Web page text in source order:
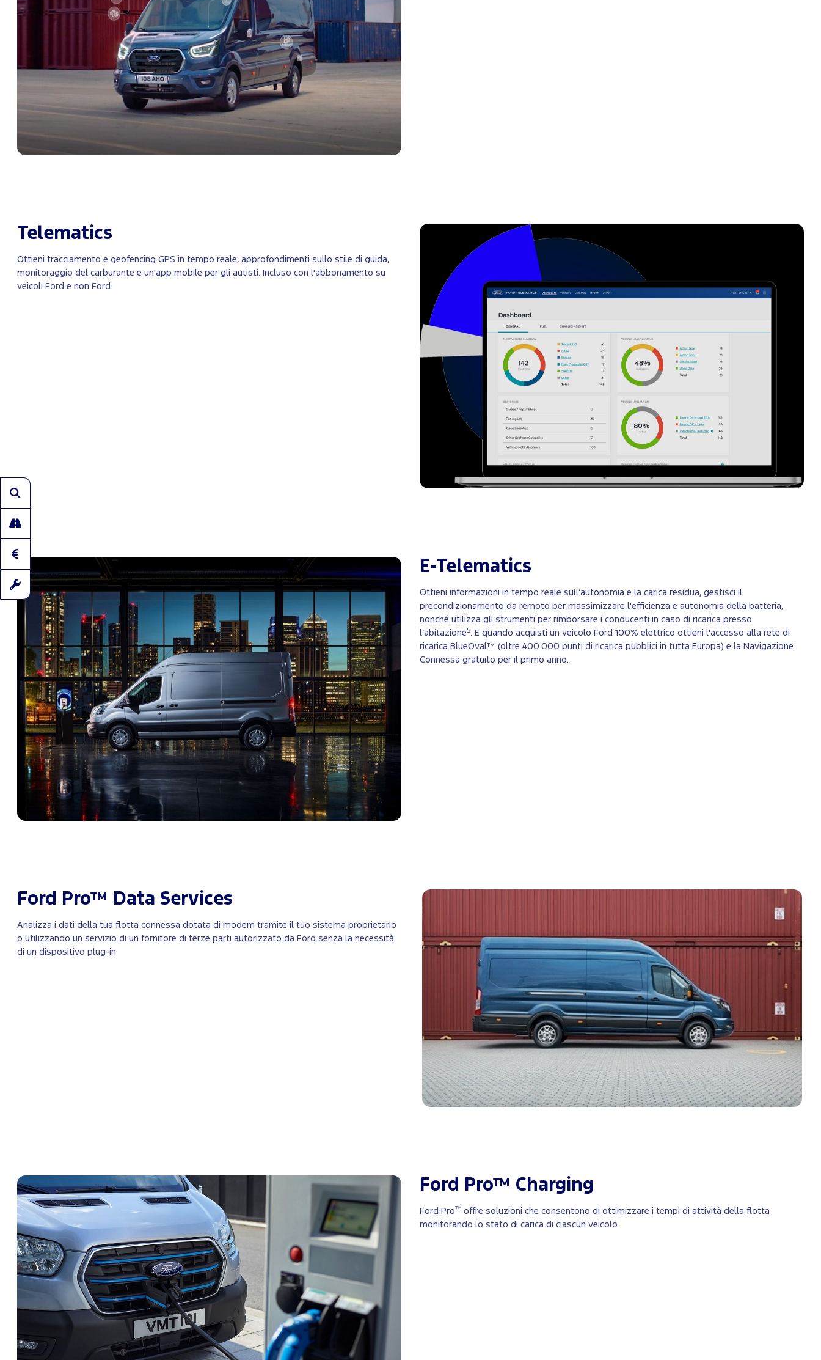
Telematics
Ottieni tracciamento e geofencing GPS in tempo reale, approfondimenti sullo stile di guida,
monitoraggio del carburante e un'app mobile per gli autisti. Incluso con l'abbonamento su
veicoli Ford e non Ford.
E-Telematics
Ottieni informazioni in tempo reale sull’autonomia e la carica residua, gestisci il
precondizionamento da remoto per massimizzare l'efficienza e autonomia della batteria,
nonché utilizza gli strumenti per rimborsare i conducenti in caso di ricarica presso
l’abitazione 5
. E quando acquisti un veicolo Ford 100% elettrico ottieni l'accesso alla rete di
ricarica BlueOval™ (oltre 400.000 punti di ricarica pubblici in tutta Europa) e la Navigazione
Connessa gratuito per il primo anno.
Ford Pro™ Data Services
Analizza i dati della tua flotta connessa dotata di modem tramite il tuo sistema proprietario
o utilizzando un servizio di un fornitore di terze parti autorizzato da Ford senza la necessità
di un dispositivo plug-in.
Ford Pro™ Charging
Ford Pro ™ offre soluzioni che consentono di ottimizzare i tempi di attività della flotta
monitorando lo stato di carica di ciascun veicolo.